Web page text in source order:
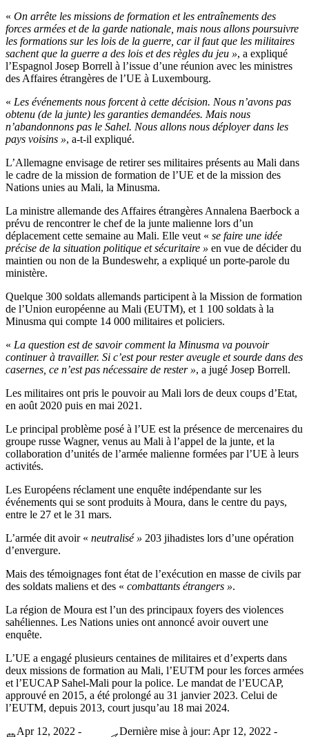
« On arrête les missions de formation et les entraînements des
forces armées et de la garde nationale, mais nous allons poursuivre
les formations sur les lois de la guerre, car il faut que les militaires
sachent que la guerre a des lois et des règles du jeu », a expliqué
l’Espagnol Josep Borrell à l’issue d’une réunion avec les ministres
des Affaires étrangères de l’UE à Luxembourg.
« Les événements nous forcent à cette décision. Nous n’avons pas
obtenu (de la junte) les garanties demandées. Mais nous
n’abandonnons pas le Sahel. Nous allons nous déployer dans les
pays voisins », a-t-il expliqué.
L’Allemagne envisage de retirer ses militaires présents au Mali dans
le cadre de la mission de formation de l’UE et de la mission des
Nations unies au Mali, la Minusma.
La ministre allemande des Affaires étrangères Annalena Baerbock a
prévu de rencontrer le chef de la junte malienne lors d’un
déplacement cette semaine au Mali. Elle veut « se faire une idée
précise de la situation politique et sécuritaire » en vue de décider du
maintien ou non de la Bundeswehr, a expliqué un porte-parole du
ministère.
Quelque 300 soldats allemands participent à la Mission de formation
de l’Union européenne au Mali (EUTM), et 1 100 soldats à la
Minusma qui compte 14 000 militaires et policiers.
« La question est de savoir comment la Minusma va pouvoir
continuer à travailler. Si c’est pour rester aveugle et sourde dans des
casernes, ce n’est pas nécessaire de rester », a jugé Josep Borrell.
Les militaires ont pris le pouvoir au Mali lors de deux coups d’Etat,
en août 2020 puis en mai 2021.
Le principal problème posé à l’UE est la présence de mercenaires du
groupe russe Wagner, venus au Mali à l’appel de la junte, et la
collaboration d’unités de l’armée malienne formées par l’UE à leurs
activités.
Les Européens réclament une enquête indépendante sur les
événements qui se sont produits à Moura, dans le centre du pays,
entre le 27 et le 31 mars.
L’armée dit avoir « neutralisé » 203 jihadistes lors d’une opération
d’envergure.
Mais des témoignages font état de l’exécution en masse de civils par
des soldats maliens et des « combattants étrangers ».
La région de Moura est l’un des principaux foyers des violences
sahéliennes. Les Nations unies ont annoncé avoir ouvert une
enquête.
L’UE a engagé plusieurs centaines de militaires et d’experts dans
deux missions de formation au Mali, l’EUTM pour les forces armées
et l’EUCAP Sahel-Mali pour la police. Le mandat de l’EUCAP,
approuvé en 2015, a été prolongé au 31 janvier 2023. Celui de
l’EUTM, depuis 2013, court jusqu’au 18 mai 2024.
Apr 12, 2022 -
Dernière mise à jour: Apr 12, 2022 -